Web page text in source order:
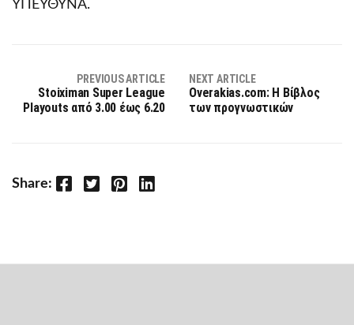
ΥΠΕΥΘΥΝΑ.
PREVIOUS ARTICLE
Stoiximan Super League
Playouts από 3.00 έως 6.20
NEXT ARTICLE
Overakias.com: Η Βίβλος
των προγνωστικών
Share: Facebook Twitter Pinterest LinkedIn